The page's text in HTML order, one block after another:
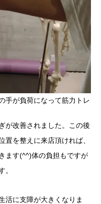
手が負荷になって筋力トレ
が改善されました。この後
置を整えに来店頂ければ、
ます(^^)体の負担もですが
。
活に支障が大きくなりま